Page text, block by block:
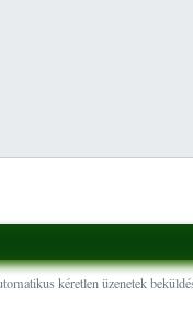
kéretlen üzenetek